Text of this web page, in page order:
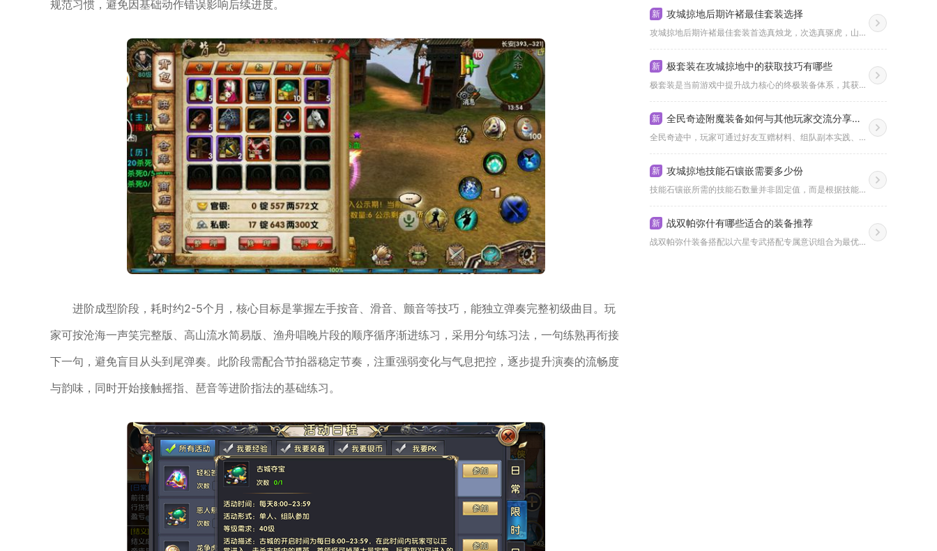
规范习惯，避免因基础动作错误影响后续进度。
进阶成型阶段，耗时约2-5个月，核心目标是掌握左手按音、滑音、颤音等技巧，能独立弹奏完整初级曲目。玩
家可按沧海一声笑完整版、高山流水简易版、渔舟唱晚片段的顺序循序渐进练习，采用分句练习法，一句练熟再衔接
下一句，避免盲目从头到尾弹奏。此阶段需配合节拍器稳定节奏，注重强弱变化与气息把控，逐步提升演奏的流畅度
与韵味，同时开始接触摇指、琶音等进阶指法的基础练习。
新 攻城掠地后期许褚最佳套装选择
攻城掠地后期许褚最佳套装首选真烛龙，次选真驱虎，山地国战与副...
新 极套装在攻城掠地中的获取技巧有哪些
极套装是当前游戏中提升战力核心的终极装备体系，其获取核心路径...
新 全民奇迹附魔装备如何与其他玩家交流分享心得
全民奇迹中，玩家可通过好友互赠材料、组队副本实践、交易行信息...
新 攻城掠地技能石镶嵌需要多少份
技能石镶嵌所需的技能石数量并非固定值，而是根据技能石等级、镶...
新 战双帕弥什有哪些适合的装备推荐
战双帕弥什装备搭配以六星专武搭配专属意识组合为最优选择，进攻...